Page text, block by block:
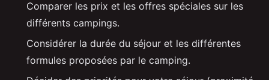
Comparer les prix et les offres spéciales sur les
différents campings.
Considérer la durée du séjour et les différentes
formules proposées par le camping.